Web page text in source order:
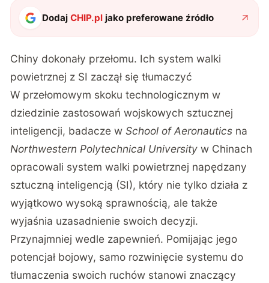
DodajCHIP.pl jako preferowane źródło
Chiny dokonały przełomu. Ich system walki
powietrznej z SI zaczął się tłumaczyć
W przełomowym skoku technologicznym w
dziedzinie zastosowań wojskowych sztucznej
inteligencji, badacze wSchool of Aeronautics na
Northwestern Polytechnical University w Chinach
opracowali system walki powietrznej napędzany
sztuczną inteligencją (SI), który nie tylko działa z
wyjątkowo wysoką sprawnością, ale także
wyjaśnia uzasadnienie swoich decyzji.
Przynajmniej wedle zapewnień. Pomijając jego
potencjał bojowy, samo rozwinięcie systemu do
tłumaczenia swoich ruchów stanowi znaczący